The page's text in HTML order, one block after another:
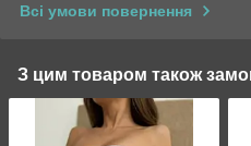
Всі умови повернення
З цим товаром також